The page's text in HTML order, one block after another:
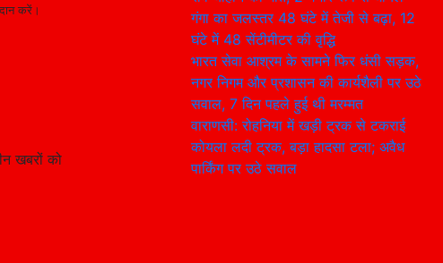
करें।
खबरों को
गंगा का जलस्तर 48 घंटे में तेजी से बढ़ा, 12
घंटे में 48 सेंटीमीटर की वृद्धि
भारत सेवा आश्रम के सामने फिर धंसी सड़क,
नगर निगम और प्रशासन की कार्यशैली पर उठे
सवाल, 7 दिन पहले हुई थी मरम्मत
वाराणसी: रोहनिया में खड़ी ट्रक से टकराई
कोयला लदी ट्रक, बड़ा हादसा टला; अवैध
पार्किंग पर उठे सवाल